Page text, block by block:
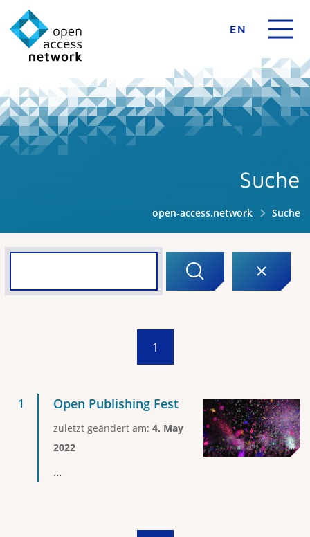
EN
Suche
open-access.network Suche
1
Open Publishing Fest
zuletzt geändert am: 4. May
2022
...